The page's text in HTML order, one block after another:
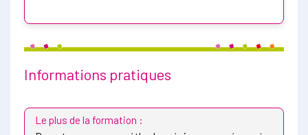
Informations pratiques
Le plus de la formation :